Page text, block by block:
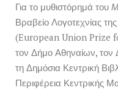
Για το μυθιστόρημά του
Βραβείο Λογοτεχνίας
(European Union Prize
τον Δήμο Αθηναίων,
τη Δημόσια Κεντρική
Περιφέρεια Κεντρικής